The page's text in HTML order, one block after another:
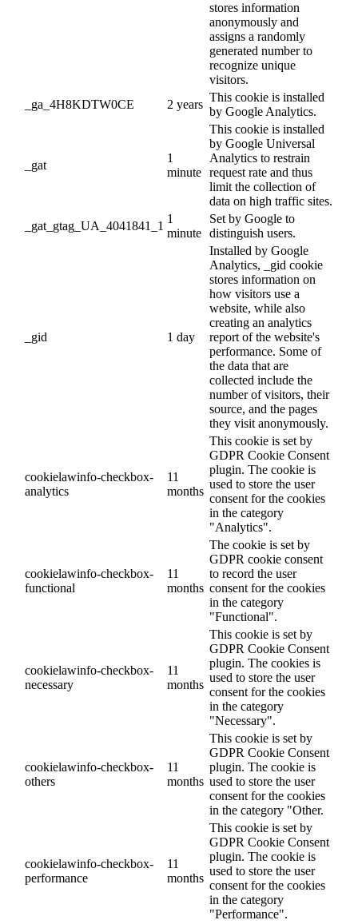
stores information
anonymously and
assigns a randomly
generated number to
recognize unique
visitors.
_ga_4H8KDTW0CE
2 years
This cookie is installed
by Google Analytics.
_gat
1
minute
This cookie is installed
by Google Universal
Analytics to restrain
request rate and thus
limit the collection of
data on high traffic sites.
_gat_gtag_UA_4041841_1
1
minute
Set by Google to
distinguish users.
_gid 1 day
Installed by Google
Analytics, _gid cookie
stores information on
how visitors use a
website, while also
creating an analytics
report of the website's
performance. Some of
the data that are
collected include the
number of visitors, their
source, and the pages
they visit anonymously.
cookielawinfo-checkbox-
analytics
11
months
This cookie is set by
GDPR Cookie Consent
plugin. The cookie is
used to store the user
consent for the cookies
in the category
"Analytics".
cookielawinfo-checkbox-
functional
11
months
The cookie is set by
GDPR cookie consent
to record the user
consent for the cookies
in the category
"Functional".
cookielawinfo-checkbox-
necessary
11
months
This cookie is set by
GDPR Cookie Consent
plugin. The cookies is
used to store the user
consent for the cookies
in the category
"Necessary".
cookielawinfo-checkbox-
others
11
months
This cookie is set by
GDPR Cookie Consent
plugin. The cookie is
used to store the user
consent for the cookies
in the category "Other.
cookielawinfo-checkbox-
performance
11
months
This cookie is set by
GDPR Cookie Consent
plugin. The cookie is
used to store the user
consent for the cookies
in the category
"Performance".